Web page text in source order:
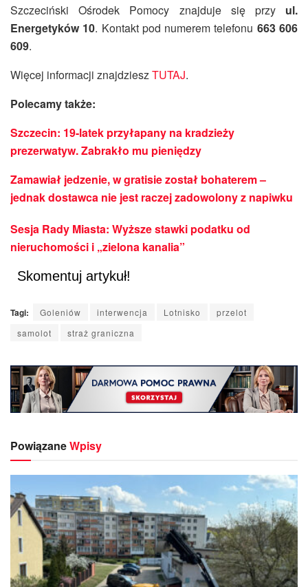
Szczeciński Ośrodek Pomocy znajduje się przy ul.
Energetyków 10. Kontakt pod numerem telefonu 663 606
609.
Więcej informacji znajdziesz TUTAJ.
Polecamy także:
Szczecin: 19-latek przyłapany na kradzieży
prezerwatyw. Zabrakło mu pieniędzy
Zamawiał jedzenie, w gratisie został bohaterem –
jednak dostawca nie jest raczej zadowolony z napiwku
Sesja Rady Miasta: Wyższe stawki podatku od
nieruchomości i „zielona kanalia”
Skomentuj artykuł!
Tagi: Goleniów interwencja Lotnisko
przelot
samolot
straż graniczna
PowiązaneWpisy